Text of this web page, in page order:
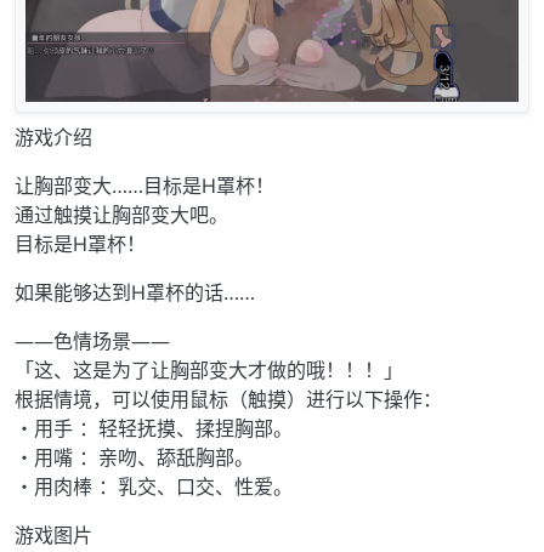
游戏介绍
让胸部变大……目标是H罩杯！
通过触摸让胸部变大吧。
目标是H罩杯！
如果能够达到H罩杯的话……
――色情场景――
「这、这是为了让胸部变大才做的哦！！！」
根据情境，可以使用鼠标（触摸）进行以下操作：
・用手 ：轻轻抚摸、揉捏胸部。
・用嘴 ：亲吻、舔舐胸部。
・用肉棒 ：乳交、口交、性爱。
游戏图片